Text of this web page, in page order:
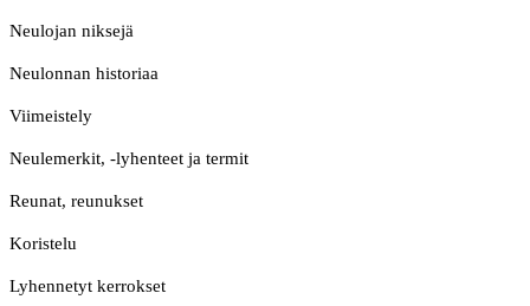
Neulojan niksejä
Neulonnan historiaa
Viimeistely
Neulemerkit, -lyhenteet ja termit
Reunat, reunukset
Koristelu
Lyhennetyt kerrokset